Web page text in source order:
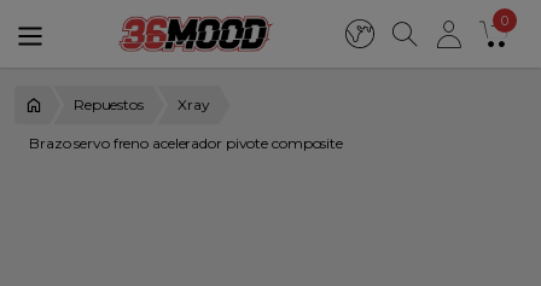
0
Repuestos Xray
Brazo servo freno acelerador pivote composite